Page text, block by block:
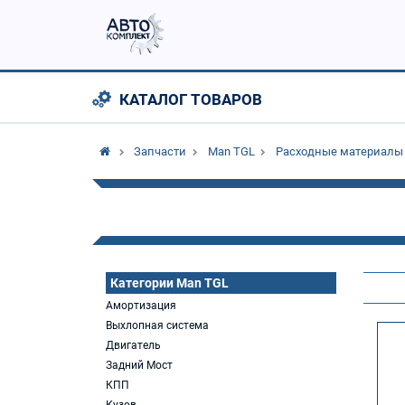
КАТАЛОГ ТОВАРОВ
Запчасти Man TGL Расходные материалы
Категории Man TGL
Амортизация
Выхлопная система
Двигатель
Задний Мост
КПП